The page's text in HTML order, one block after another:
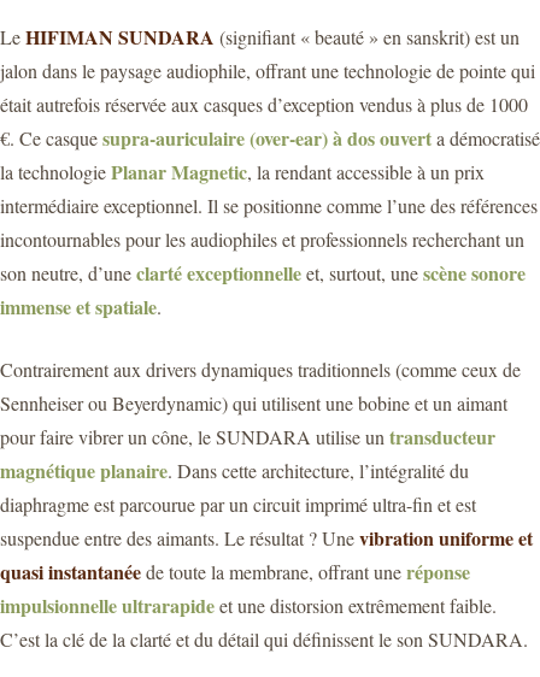
LeHIFIMAN SUNDARA (signifiant « beauté » en sanskrit) est un
jalon dans le paysage audiophile, offrant une technologie de pointe qui
était autrefois réservée aux casques d’exception vendus à plus de 1000
€. Ce casquesupra-auriculaire (over-ear) à dos ouverta démocratisé
la technologiePlanar Magnetic, la rendant accessible à un prix
intermédiaire exceptionnel. Il se positionne comme l’une des références
incontournables pour les audiophiles et professionnels recherchant un
son neutre, d’uneclarté exceptionnelleet, surtout, unescène sonore
immense et spatiale.
Contrairement aux drivers dynamiques traditionnels (comme ceux de
Sennheiser ou Beyerdynamic) qui utilisent une bobine et un aimant
pour faire vibrer un cône, le SUNDARA utilise un transducteur
magnétique planaire. Dans cette architecture, l’intégralité du
diaphragme est parcourue par un circuit imprimé ultra-fin et est
suspendue entre des aimants. Le résultat ? Unevibration uniforme et
quasi instantanéede toute la membrane, offrant uneréponse
impulsionnelle ultrarapideet une distorsion extrêmement faible.
C’est la clé de la clarté et du détail qui définissent le son SUNDARA.